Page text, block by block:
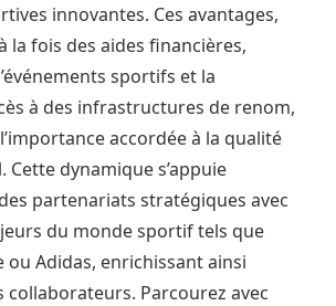
innovantes. Ces avantages,
la fois des aides financières,
sportifs et la
à des infrastructures de renom,
accordée à la qualité
Cette dynamique s’appuie
partenariats stratégiques avec
du monde sportif tels que
ou Adidas, enrichissant ainsi
collaborateurs. Parcourez avec